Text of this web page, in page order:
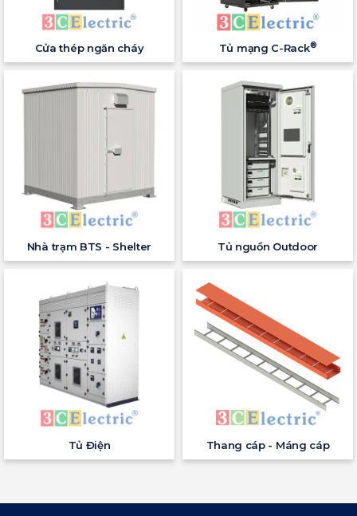
Cửa thép ngăn cháy Tủ mạng C-Rack®
Nhà trạm BTS - Shelter Tủ nguồn Outdoor
Tủ Điện Thang cáp - Máng cáp